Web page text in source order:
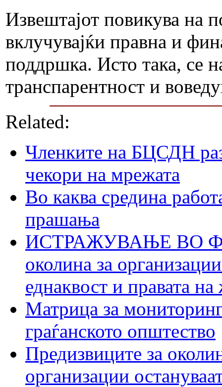
Извештајот повикува на
вклучувајќи правна и
поддршка. Исто така, се
транспарентност и
Related:
Членките на БЦСДН
чекори на мрежата
Во каква средина
прашања
ИСТРАЖУВАЊЕ ВО
околина за
еднаквост и правата
Матрица за
граѓанското општество
Предизвиците за
организации